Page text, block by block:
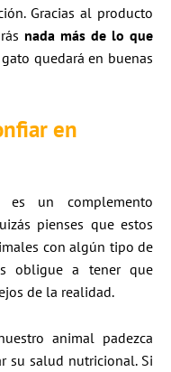
Gracias al producto
nada más de lo que
quedará en buenas
en
un complemento
pienses que estos
con algún tipo de
obligue a tener que
de la realidad.
animal padezca
su salud nutricional. Si